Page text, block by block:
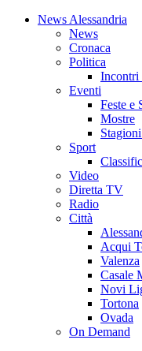
News Alessandria
News
Cronaca
Politica
Incontri
Eventi
Feste e
Mostre
Sport
Video
Diretta TV
Radio
Città
Acqui
Valenza
Casale
Novi
Tortona
Ovada
On Demand